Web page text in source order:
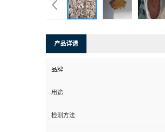
产品详请
品牌
用途
检测方法